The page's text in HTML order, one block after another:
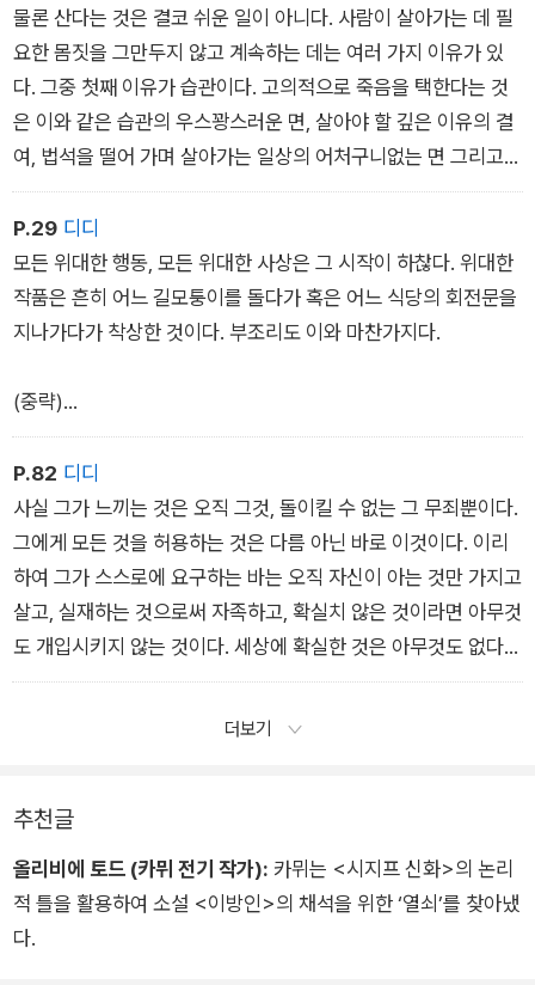
는 이 대답이 얼마나 중요한지 이해할 수 있을 것이다. 왜냐하면
그 대답에 결정적인 행동이 뒤따를 것이기 때문이다. 이런 것들은
마음으로 느낄 수 있는 자명한 사실이지만 머릿속에서 분명해지
도록 하려면 그것들을 깊이 파고들 필요가 있다.
물론 산다는 것은 결코 쉬운 일이 아니다. 사람이 살아가는 데 필
요한 몸짓을 그만두지 않고 계속하는 데는 여러 가지 이유가 있
다. 그중 첫째 이유가 습관이다. 고의적으로 죽음을 택한다는 것
은 이와 같은 습관의 우스꽝스러운 면, 살아야 할 깊은 이유의 결
여, 법석을 떨어 가며 살아가는 일상의 어처구니없는 면 그리고
고통의 무용함을 본능적으로라도 인정했다는 것을 말해주는 것
이다.
P.29 디디
모든 위대한 행동, 모든 위대한 사상은 그 시작이 하찮다. 위대한
작품은 흔히 어느 길모퉁이를 돌다가 혹은 어느 식당의 회전문을
지나가다가 착상한 것이다. 부조리도 이와 마찬가지다.
(중략)
무대장치가 문득 붕괴되는 일이 있다. 아침에 기상, 전차로 출근,
사무실 혹은 공장에서 보내는 네 시간, 식사, 전차, 네 시간의 노
동, 식사, 수면, 그리고 똑같은 리듬으로 반복되는 월, 화, 수, 목,
금, 토 이 행로는 대개의 경우 어렵지 않게 이어진다. 다만 어느
날 문득, ˝왜?‘라는 의문이 솟아오르고 놀라움이 동반된 권태의
느낌 속에서 모든 일이 시작된다. ˝시작된다˝라는 말은 중요하다.
권태는 기계적인 생활의 여러 행동이 끝날 때 느껴지지만, 그것은
P.82 디디
사실 그가 느끼는 것은 오직 그것, 돌이킬 수 없는 그 무죄뿐이다.
그에게 모든 것을 허용하는 것은 다름 아닌 바로 이것이다. 이리
하여 그가 스스로에 요구하는 바는 오직 자신이 아는 것만 가지고
살고, 실재하는 것으로써 자족하고, 확실치 않은 것이라면 아무것
도 개입시키지 않는 것이다. 세상에 확실한 것은 아무것도 없다고
사람들은 그에게 응수한다. 그러나 적어도 이것 하나만은 확실하
다. 그가 상대하는 것은 다름 아닌 확실성이다. 즉 그는 구원을 호
더보기
추천글
올리비에 토드 (카뮈 전기 작가): 카뮈는 <시지프 신화>의 논리
적 틀을 활용하여 소설 <이방인>의 채석을 위한 ‘열쇠’를 찾아냈
다.